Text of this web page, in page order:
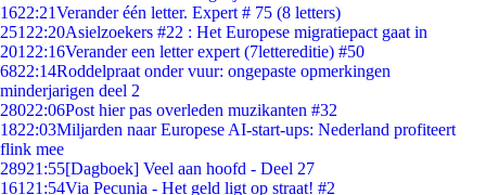
1622:21Verander één letter. Expert # 75 (8 letters)
251 22:20Asielzoekers #22 : Het Europese migratiepact gaat in
201 22:16Verander een letter expert (7lettereditie) #50
6822:14Roddelpraat onder vuur: ongepaste opmerkingen
minderjarigen deel 2
28022:06Post hier pas overleden muzikanten #32
1822:03Miljarden naar Europese AI-start-ups: Nederland profiteert
flink mee
28921:55[Dagboek] Veel aan hoofd - Deel 27
161 21:54Via Pecunia - Het geld ligt op straat! #2